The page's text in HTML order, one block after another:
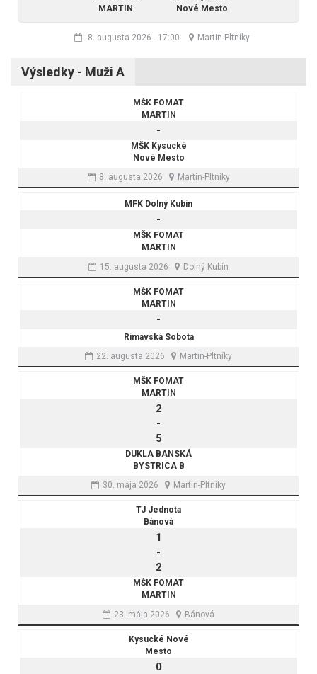
MARTIN
Nové Mesto
8. augusta 2026 - 17:00 Martin-Pltníky
Výsledky - Muži A
MŠK FOMAT
MARTIN
-
MŠK Kysucké
Nové Mesto
8. augusta 2026
Martin-Pltníky
MFK Dolný Kubín
-
MŠK FOMAT
MARTIN
15. augusta 2026
Dolný Kubín
MŠK FOMAT
MARTIN
-
Rimavská Sobota
22. augusta 2026
Martin-Pltníky
MŠK FOMAT
MARTIN
2
-
5
DUKLA BANSKÁ
BYSTRICA B
30. mája 2026
Martin-Pltníky
TJ Jednota
Bánová
1
-
2
MŠK FOMAT
MARTIN
23. mája 2026
Bánová
Kysucké Nové
Mesto
0